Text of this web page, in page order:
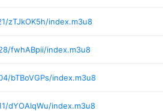
zTJkOK5h/index.m3u8
fwhABpii/index.m3u8
bTBoVGPs/index.m3u8
dYOAIqWu/index.m3u8